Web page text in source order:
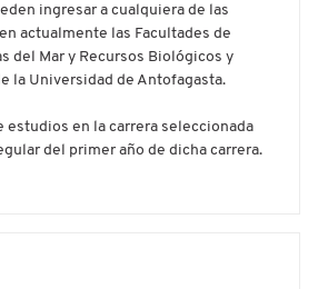
ingresar a cualquiera de las
actualmente las Facultades de
del Mar y Recursos Biológicos y
la Universidad de Antofagasta.
estudios en la carrera seleccionada
del primer año de dicha carrera.